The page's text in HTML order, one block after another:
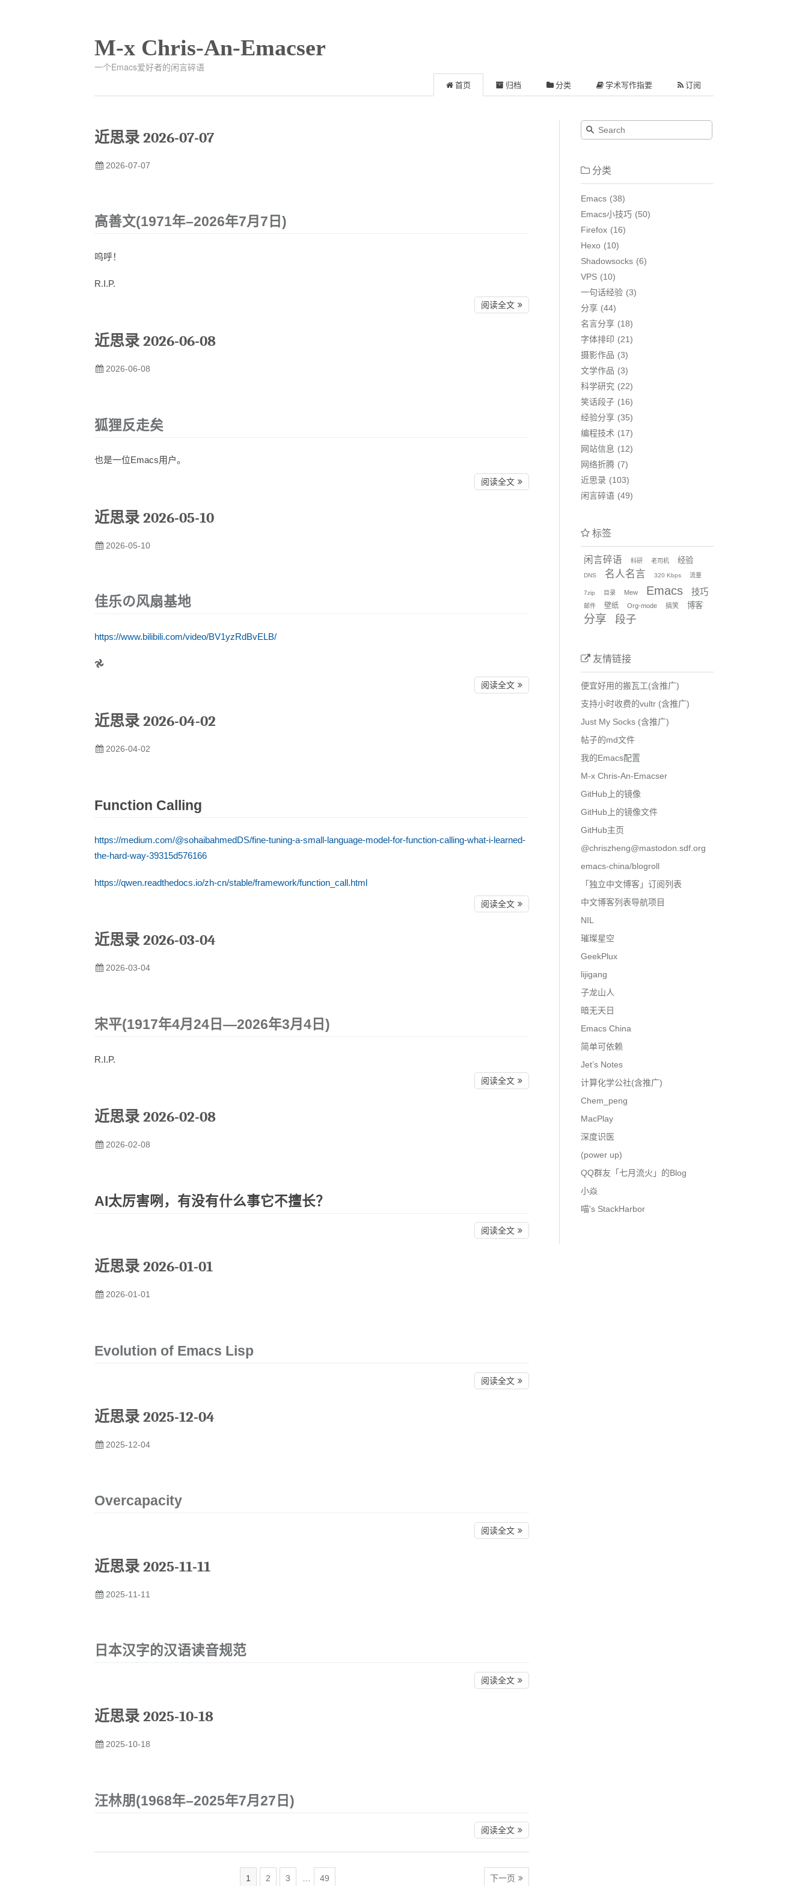
M-x Chris-An-Emacser
一个Emacs爱好者的闲言碎语
首页 归档 分类 学术写作指要 订阅
近思录 2026-07-07
2026-07-07
高善文(1971年–2026年7月7日)
呜呼！
R.I.P.
阅读全文
近思录 2026-06-08
2026-06-08
狐狸反走矣
也是一位Emacs用户。
阅读全文
近思录 2026-05-10
2026-05-10
佳乐の风扇基地
https://www.bilibili.com/video/BV1yzRdBvELB/
𖣘
阅读全文
近思录 2026-04-02
2026-04-02
Function Calling
https://medium.com/@sohaibahmedDS/fine-tuning-a-small-language-model-for-function-calling-what-i-learned-
the-hard-way-39315d576166
https://qwen.readthedocs.io/zh-cn/stable/framework/function_call.html
阅读全文
近思录 2026-03-04
2026-03-04
宋平(1917年4月24日—2026年3月4日)
R.I.P.
阅读全文
近思录 2026-02-08
2026-02-08
AI太厉害咧，有没有什么事它不擅长？
阅读全文
近思录 2026-01-01
2026-01-01
Evolution of Emacs Lisp
阅读全文
近思录 2025-12-04
2025-12-04
Overcapacity
阅读全文
近思录 2025-11-11
2025-11-11
日本汉字的汉语读音规范
阅读全文
近思录 2025-10-18
2025-10-18
汪林朋(1968年–2025年7月27日)
阅读全文
1 2 3 … 49 下一页
分类
Emacs
38
Emacs小技巧
50
Firefox
16
Hexo
10
Shadowsocks
6
VPS
10
一句话经验
3
分享
44
名言分享
18
字体排印
21
摄影作品
3
文学作品
3
科学研究
22
笑话段子
16
经验分享
35
编程技术
17
网站信息
12
网络折腾
7
近思录
103
闲言碎语
49
标签
闲言碎语 科研 老司机 经验
DNS 名人名言 320 Kbps 流量
7zip 目录 Mew Emacs 技巧
邮件 壁纸 Org-mode 搞笑 博客
分享 段子
友情链接
便宜好用的搬瓦工(含推广)
支持小时收费的vultr (含推广)
Just My Socks (含推广)
帖子的md文件
我的Emacs配置
M-x Chris-An-Emacser
GitHub上的镜像
GitHub上的镜像文件
GitHub主页
@chriszheng@mastodon.sdf.org
emacs-china/blogroll
「独立中文博客」订阅列表
中文博客列表导航项目
NIL
璀璨星空
GeekPlux
lijigang
子龙山人
暗无天日
Emacs China
简单可依赖
Jet’s Notes
计算化学公社(含推广)
Chem_peng
MacPlay
深度识医
(power up)
QQ群友「七月流火」的Blog
小焱
喵's StackHarbor